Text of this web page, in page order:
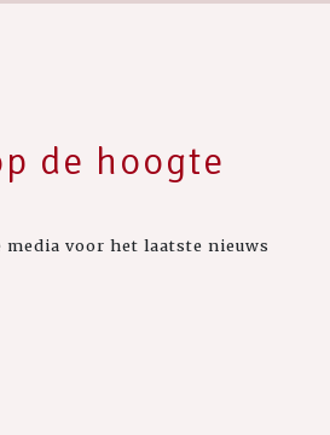
de hoogte
media voor het laatste nieuws